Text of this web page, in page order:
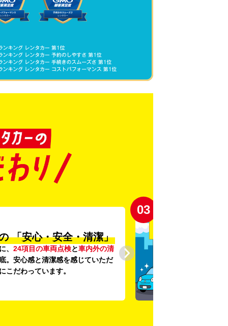
「安心・安全・清潔」
、 24項目の車両点検と車内外の清
。安心感と清潔感を感じていただ
こだわっています。
03